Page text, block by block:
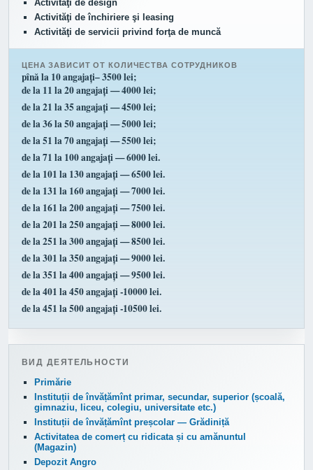
Activităţi de design
Activităţi de închiriere şi leasing
Activităţi de servicii privind forţa de muncă
ЦЕНА ЗАВИСИТ ОТ КОЛИЧЕСТВА СОТРУДНИКОВ
pînă la 10 angajați– 3500 lei;
de la 11 la 20 angajați — 4000 lei;
de la 21 la 35 angajați — 4500 lei;
de la 36 la 50 angajați — 5000 lei;
de la 51 la 70 angajați — 5500 lei;
de la 71 la 100 angajați — 6000 lei.
de la 101 la 130 angajați — 6500 lei.
de la 131 la 160 angajați — 7000 lei.
de la 161 la 200 angajați — 7500 lei.
de la 201 la 250 angajați — 8000 lei.
de la 251 la 300 angajați — 8500 lei.
de la 301 la 350 angajați — 9000 lei.
de la 351 la 400 angajați — 9500 lei.
de la 401 la 450 angajați -10000 lei.
de la 451 la 500 angajați -10500 lei.
ВИД ДЕЯТЕЛЬНОСТИ
Primărie
Instituții de învățămînt primar, secundar, superior (școală,
gimnaziu, liceu, colegiu, universitate etc.)
Instituții de învățămînt preșcolar — Grădiniță
Activitatea de comerț cu ridicata și cu amănuntul
(Magazin)
Depozit Angro